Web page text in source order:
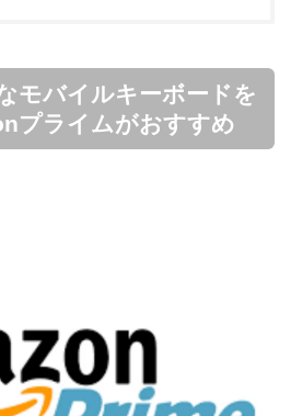
モバイルキーボードを
プライムがおすすめ